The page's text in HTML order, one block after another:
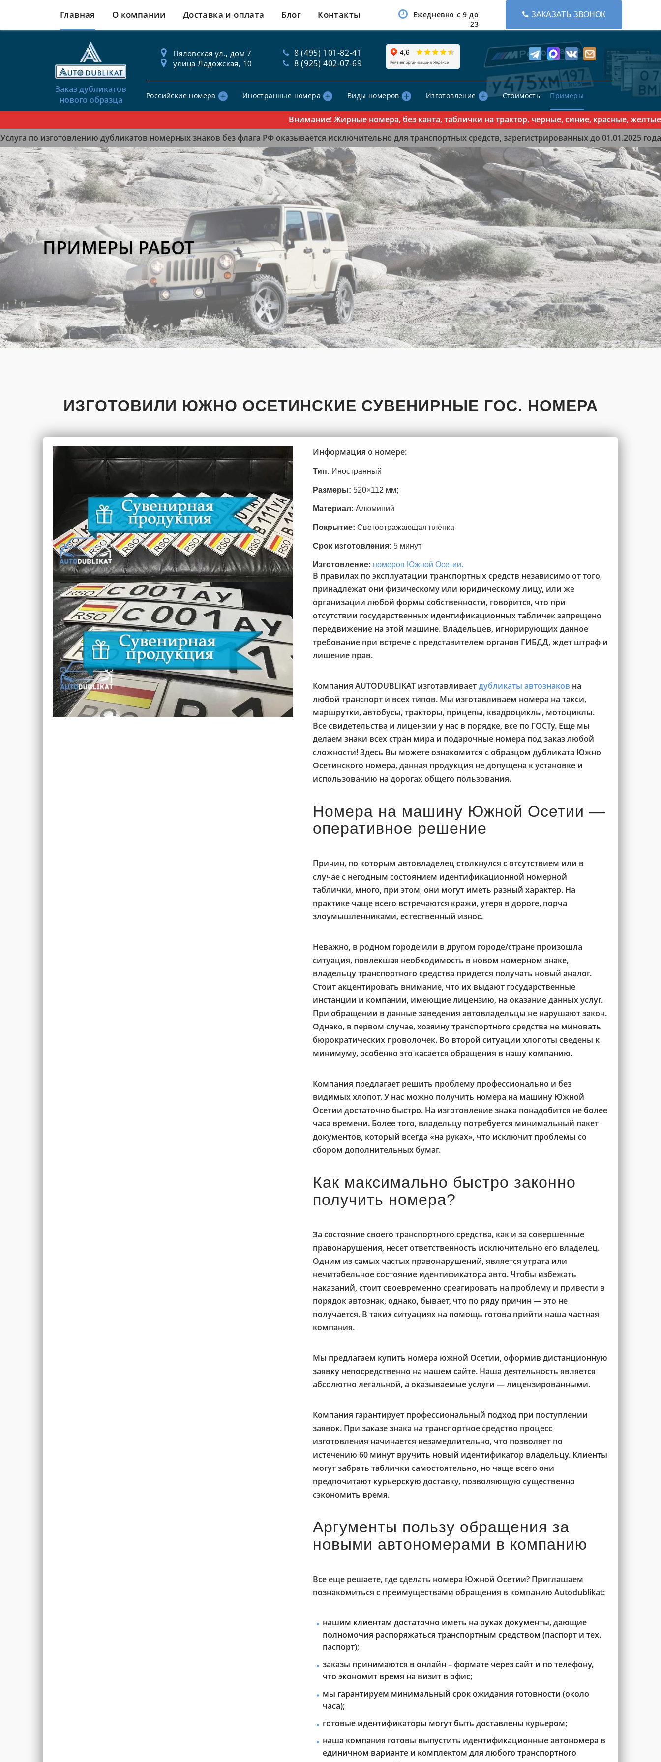
Главная О компании Доставка и оплата Блог Контакты
Ежедневно с 9 до
23
ЗАКАЗАТЬ ЗВОНОК
Заказ дубликатов
нового образца
Пяловская ул., дом 7
улица Ладожская, 10
8 (495) 101-82-41
8 (925) 402-07-69
Российские номера Иностранные номера Виды номеров Изготовление Стоимость Примеры
Внимание! Жирные номера, без канта, таблички на трактор, черные, синие, красные, желтые
Услуга по изготовлению дубликатов номерных знаков без флага РФ оказывается исключительно для транспортных средств, зарегистрированных до 01.01.2025 года
ПРИМЕРЫ РАБОТ
ИЗГОТОВИЛИ ЮЖНО ОСЕТИНСКИЕ СУВЕНИРНЫЕ ГОС. НОМЕРА
Информация о номере:
Тип: Иностранный
Размеры: 520×112 мм;
Материал: Алюминий
Покрытие: Светоотражающая плёнка
Срок изготовления: 5 минут
Изготовление: номеров Южной Осетии.
В правилах по эксплуатации транспортных средств независимо от того,
принадлежат они физическому или юридическому лицу, или же
организации любой формы собственности, говорится, что при
отсутствии государственных идентификационных табличек запрещено
передвижение на этой машине. Владельцев, игнорирующих данное
требование при встрече с представителем органов ГИБДД, ждет штраф и
лишение прав.
Компания AUTODUBLIKAT изготавливаетдубликаты автознаков на
любой транспорт и всех типов. Мы изготавливаем номера на такси,
маршрутки, автобусы, тракторы, прицепы, квадроциклы, мотоциклы.
Все свидетельства и лицензии у нас в порядке, все по ГОСТу. Еще мы
делаем знаки всех стран мира и подарочные номера под заказ любой
сложности! Здесь Вы можете ознакомится с образцом дубликата Южно
Осетинского номера, данная продукция не допущена к установке и
использованию на дорогах общего пользования.
Номера на машину Южной Осетии —
оперативное решение
Причин, по которым автовладелец столкнулся с отсутствием или в
случае с негодным состоянием идентификационной номерной
таблички, много, при этом, они могут иметь разный характер. На
практике чаще всего встречаются кражи, утеря в дороге, порча
злоумышленниками, естественный износ.
Неважно, в родном городе или в другом городе/стране произошла
ситуация, повлекшая необходимость в новом номерном знаке,
владельцу транспортного средства придется получать новый аналог.
Стоит акцентировать внимание, что их выдают государственные
инстанции и компании, имеющие лицензию, на оказание данных услуг.
При обращении в данные заведения автовладельцы не нарушают закон.
Однако, в первом случае, хозяину транспортного средства не миновать
бюрократических проволочек. Во второй ситуации хлопоты сведены к
минимуму, особенно это касается обращения в нашу компанию.
Компания предлагает решить проблему профессионально и без
видимых хлопот. У нас можно получить номера на машину Южной
Осетии достаточно быстро. На изготовление знака понадобится не более
часа времени. Более того, владельцу потребуется минимальный пакет
документов, который всегда «на руках», что исключит проблемы со
сбором дополнительных бумаг.
Как максимально быстро законно
получить номера?
За состояние своего транспортного средства, как и за совершенные
правонарушения, несет ответственность исключительно его владелец.
Одним из самых частых правонарушений, является утрата или
нечитабельное состояние идентификатора авто. Чтобы избежать
наказаний, стоит своевременно среагировать на проблему и привести в
порядок автознак, однако, бывает, что по ряду причин — это не
получается. В таких ситуациях на помощь готова прийти наша частная
компания.
Мы предлагаем купить номера южной Осетии, оформив дистанционную
заявку непосредственно на нашем сайте. Наша деятельность является
абсолютно легальной, а оказываемые услуги — лицензированными.
Компания гарантирует профессиональный подход при поступлении
заявок. При заказе знака на транспортное средство процесс
изготовления начинается незамедлительно, что позволяет по
истечению 60 минут вручить новый идентификатор владельцу. Клиенты
могут забрать таблички самостоятельно, но чаще всего они
предпочитают курьерскую доставку, позволяющую существенно
сэкономить время.
Аргументы пользу обращения за
новыми автономерами в компанию
Все еще решаете, где сделать номера Южной Осетии? Приглашаем
познакомиться с преимуществами обращения в компанию Autodublikat:
нашим клиентам достаточно иметь на руках документы, дающие
полномочия распоряжаться транспортным средством (паспорт и тех.
паспорт);
заказы принимаются в онлайн – формате через сайт и по телефону,
что экономит время на визит в офис;
мы гарантируем минимальный срок ожидания готовности (около
часа);
готовые идентификаторы могут быть доставлены курьером;
наша компания готовы выпустить идентификационные автономера в
единичном варианте и комплектом для любого транспортного